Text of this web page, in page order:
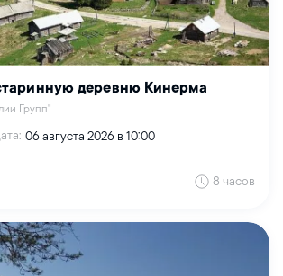
деревню Кинерма
Групп"
06 августа 2026 в 10:00
8 часов